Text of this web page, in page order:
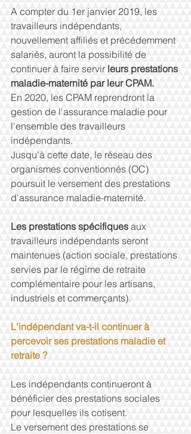
A compter du 1er janvier 2019, les
travailleurs indépendants,
nouvellement affiliés et précédemment
salariés, auront la possibilité de
continuer à faire servir leurs prestations
maladie-maternité par leur CPAM.
En 2020, les CPAM reprendront la
gestion de l'assurance maladie pour
l'ensemble des travailleurs
indépendants.
Jusqu'à cette date, le réseau des
organismes conventionnés (OC)
poursuit le versement des prestations
d'assurance maladie-maternité.
Les prestations spécifiques aux
travailleurs indépendants seront
maintenues (action sociale, prestations
servies par le régime de retraite
complémentaire pour les artisans,
industriels et commerçants).
L'indépendant va-t-il continuer à
percevoir ses prestations maladie et
retraite ?
Les indépendants continueront à
bénéficier des prestations sociales
pour lesquelles ils cotisent.
Le versement des prestations se